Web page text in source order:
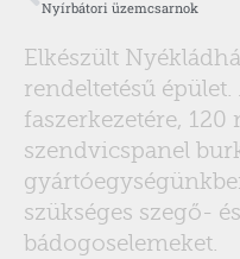
Nyírbátori üzemcsarnok
Elkészült
rendeltetésű
faszerkezetére, 120
szendvicspanel
szükséges szegő-
bádogoselemeket.